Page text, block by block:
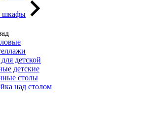
шкафы
детской
детские
столы
над столом